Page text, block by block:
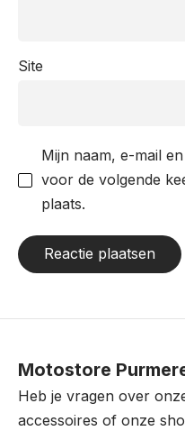
Site
Mijn naam, e-mail
voor de volgende
plaats.
Motostore
Heb je vragen over
accessoires of onze